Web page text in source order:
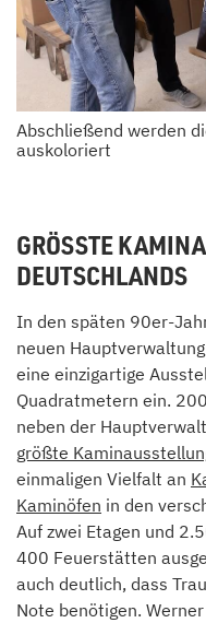
Abschließend werden
auskoloriert
GRÖSSTE
EUTSCHLANDS
In den späten 90er-
neuen
eine einzigartige
Quadratmetern ein.
neben der
größte
einmaligen Vielfalt an
Kaminöfen in den
Auf zwei Etagen und
400 Feuerstätten
auch deutlich, dass
Note benötigen.